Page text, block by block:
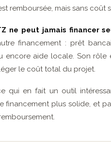
remboursée, mais sans coût
ne peut jamais financer
financement : prêt
encore aide locale. Son
le coût total du projet.
qui en fait un outil
financement plus solide, et